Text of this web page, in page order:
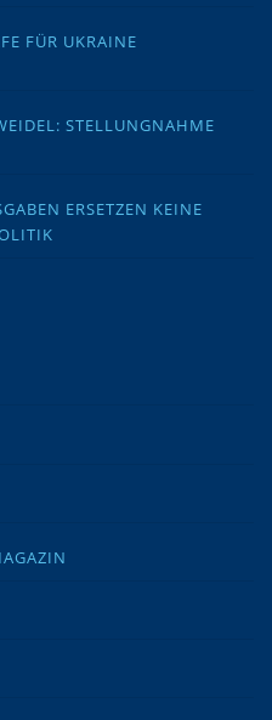
FÜR UKRAINE
STELLUNGNAHME
ERSETZEN KEINE